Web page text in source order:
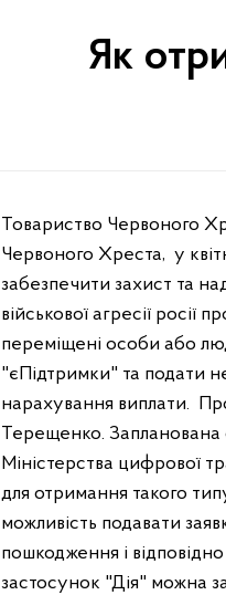
Як
Товариство Червоного
Червоного Хреста, у
забезпечити захист та
військової агресії росії
переміщені особи або
"єПідтримки" та подати
нарахування виплати.
Терещенко. Запланована
Міністерства цифрової
для отримання такого
можливість подавати
пошкодження і
застосунок "Дія" можна